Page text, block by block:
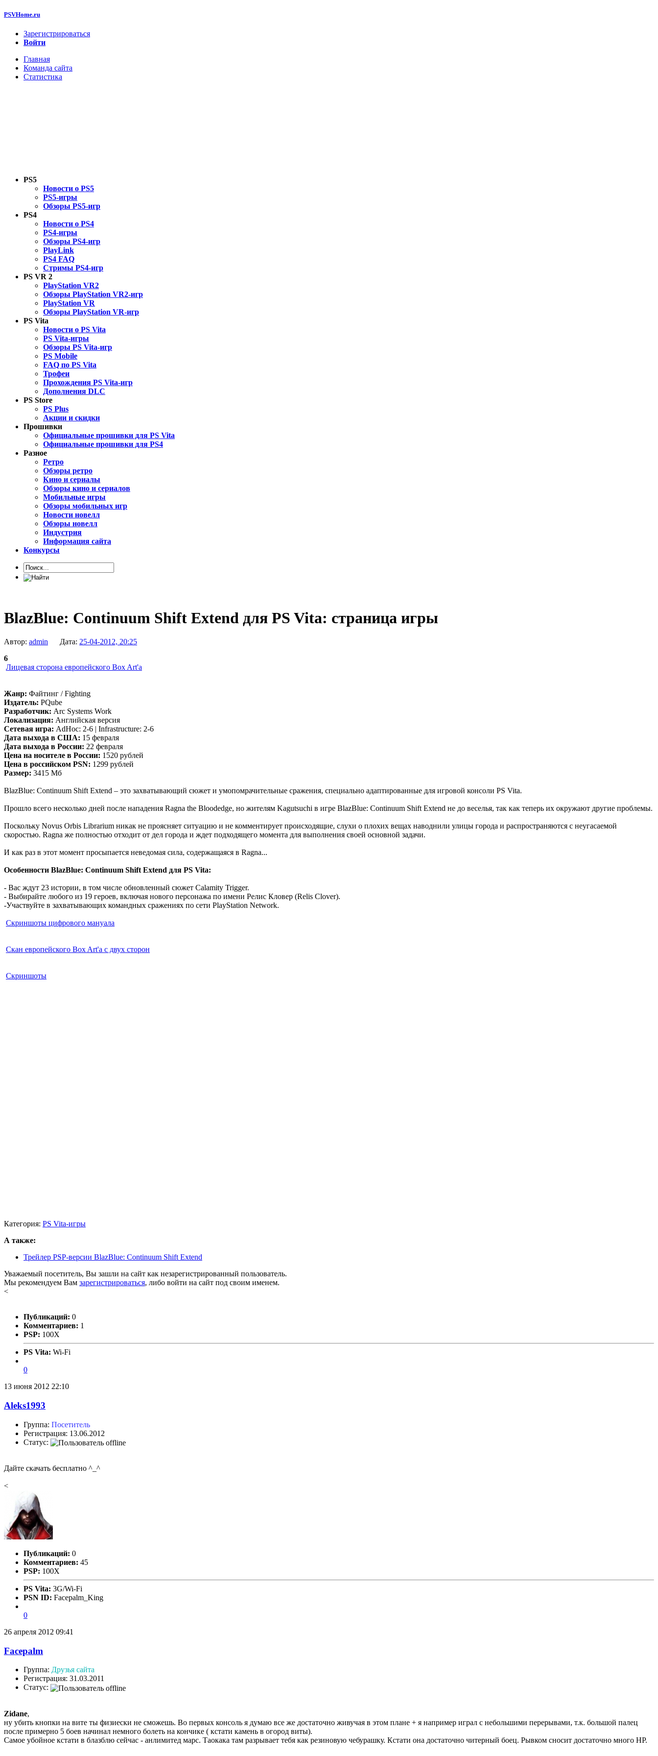
PSVHome.ru
Зарегистрироваться
Войти
Главная
Команда сайта
Статистика
PS5
Новости о PS5
PS5-игры
Обзоры PS5-игр
PS4
Новости о PS4
PS4-игры
Обзоры PS4-игр
PlayLink
PS4 FAQ
Стримы PS4-игр
PS VR 2
PlayStation VR2
Обзоры PlayStation VR2-игр
PlayStation VR
Обзоры PlayStation VR-игр
PS Vita
Новости о PS Vita
PS Vita-игры
Обзоры PS Vita-игр
PS Mobile
FAQ по PS Vita
Трофеи
Прохождения PS Vita-игр
Дополнения DLC
PS Store
PS Plus
Акции и скидки
Прошивки
Официальные прошивки для PS Vita
Официальные прошивки для PS4
Разное
Ретро
Обзоры ретро
Кино и сериалы
Обзоры кино и сериалов
Мобильные игры
Обзоры мобильных игр
Новости новелл
Обзоры новелл
Индустрия
Информация сайта
Конкурсы
BlazBlue: Continuum Shift Extend для PS Vita: страница игры
Автор: admin Дата: 25-04-2012, 20:25
6
Лицевая сторона европейского Box Art'а
Жанр: Файтинг / Fighting
Издатель: PQube
Разработчик: Arc Systems Work
Локализация: Английская версия
Сетевая игра: AdHoc: 2-6 | Infrastructure: 2-6
Дата выхода в США: 15 февраля
Дата выхода в России: 22 февраля
Цена на носителе в России: 1520 рублей
Цена в российском PSN: 1299 рублей
Размер: 3415 Мб
BlazBlue: Continuum Shift Extend – это захватывающий сюжет и умопомрачительные сражения, специально адаптированные для игровой консоли PS Vita.
Прошло всего несколько дней после нападения Ragna the Bloodedge, но жителям Kagutsuchi в игре BlazBlue: Continuum Shift Extend не до веселья, так как теперь их окружают другие проблемы.
Поскольку Novus Orbis Librarium никак не проясняет ситуацию и не комментирует происходящие, слухи о плохих вещах наводнили улицы города и распространяются с неугасаемой
скоростью. Ragna же полностью отходит от дел города и ждет подходящего момента для выполнения своей основной задачи.
И как раз в этот момент просыпается неведомая сила, содержащаяся в Ragna...
Особенности BlazBlue: Continuum Shift Extend для PS Vita:
- Вас ждут 23 истории, в том числе обновленный сюжет Calamity Trigger.
- Выбирайте любого из 19 героев, включая нового персонажа по имени Релис Кловер (Relis Clover).
-Участвуйте в захватывающих командных сражениях по сети PlayStation Network.
Скриншоты цифрового мануала
Скан европейского Box Art'а с двух сторон
Скриншоты
Категория: PS Vita-игры
А также:
Трейлер PSP-версии BlazBlue: Continuum Shift Extend
Уважаемый посетитель, Вы зашли на сайт как незарегистрированный пользователь.
Мы рекомендуем Вам зарегистрироваться, либо войти на сайт под своим именем.
<
Публикаций: 0
Комментариев: 1
PSP: 100X
PS Vita: Wi-Fi
0
13 июня 2012 22:10
Aleks1993
Группа: Посетитель
Регистрация: 13.06.2012
Статус:
Дайте скачать бесплатно ^_^
<
Публикаций: 0
Комментариев: 45
PSP: 100X
PS Vita: 3G/Wi-Fi
PSN ID: Facepalm_King
0
26 апреля 2012 09:41
Facepalm
Группа: Друзья сайта
Регистрация: 31.03.2011
Статус:
Zidane,
ну убить кнопки на вите ты физиески не сможешь. Во первых консоль я думаю все же достаточно живучая в этом плане + я например играл с небольшими перерывами, т.к. большой палец
после примерно 5 боев начинал немного болеть на кончике ( кстати камень в огород виты).
Самое убойное кстати в блазблю сейчас - анлимитед марс. Таокака там разрывает тебя как резиновую чебурашку. Кстати она достаточно читерный боец. Рывком сносит достаточно много НР.